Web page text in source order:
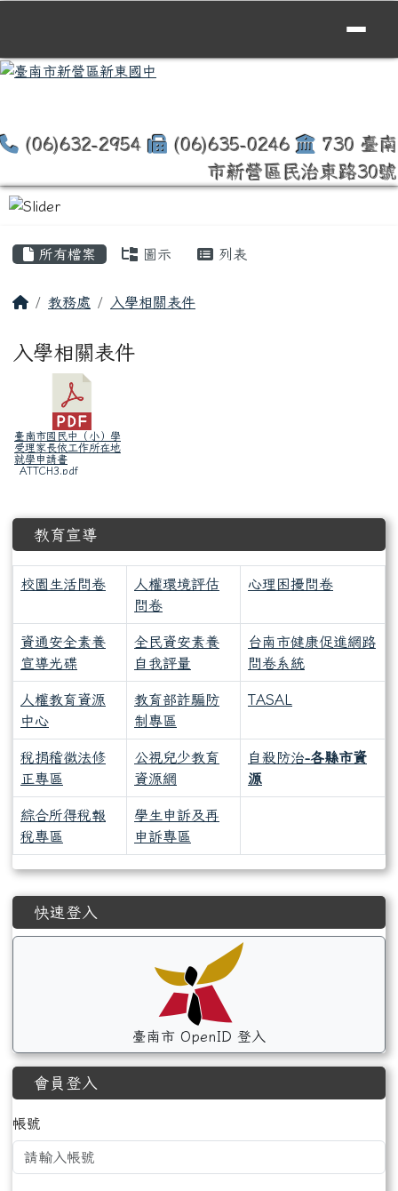
(06)632-2954 (06)635-0246
730 臺南
市新營區民治東路30號
所有檔案 圖示 列表
回首頁教務處 入學相關表件
入學相關表件
臺南市國民中（小）學
受理家長依工作所在地
就學申請書
_ATTCH3.pdf
下中區域內容
教育宣導
校園生活問卷
人權環境評估
問卷
心理困擾問卷
資通安全素養
宣導光碟
全民資安素養
自我評量
台南市健康促進網路
問卷系統
人權教育資源
中心
教育部詐騙防
制專區
TASAL
稅捐稽徵法修
正專區
公視兒少教育
資源網
自殺防治-各縣市資
源
綜合所得稅報
稅專區
學生申訴及再
申訴專區
左邊區域內容
快速登入
臺南市 OpenID 登入
會員登入
帳號